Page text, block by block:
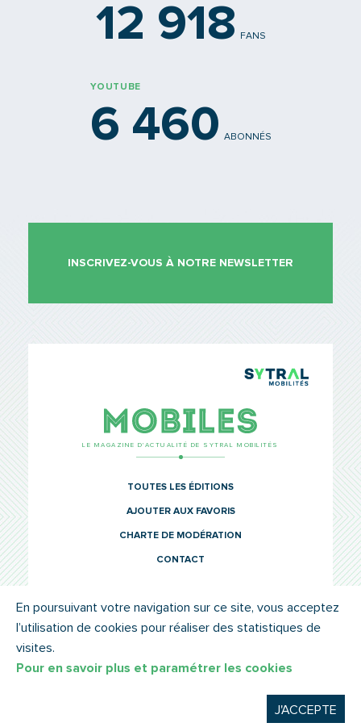
12 918 FANS
YOUTUBE
6 460 ABONNÉS
INSCRIVEZ-VOUS À NOTRE NEWSLETTER
LE MAGAZINE D’ACTUALITÉ DE SYTRAL MOBILITÉS
TOUTES LES ÉDITIONS
AJOUTER AUX FAVORIS
CHARTE DE MODÉRATION
CONTACT
© SYTRAL MOBILITÉS 2022 MENTIONS LÉGALES
En poursuivant votre navigation sur ce site, vous acceptez
l’utilisation de cookies pour réaliser des statistiques de
visites.
Pour en savoir plus et paramétrer les cookies
J'ACCEPTE